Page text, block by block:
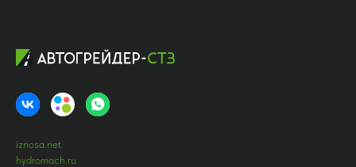
iznosa.net
hydromach.ru